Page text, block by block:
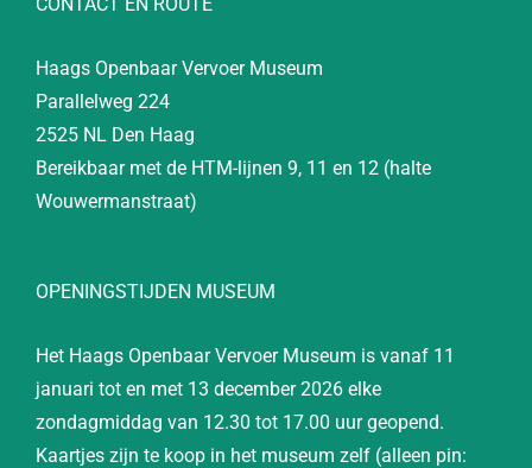
Haags Openbaar Vervoer Museum
Parallelweg 224
2525 NL Den Haag
Bereikbaar met de HTM-lijnen 9, 11 en 12 (halte
Wouwermanstraat)
OPENINGSTIJDEN MUSEUM
Het Haags Openbaar Vervoer Museum is vanaf 11
januari tot en met 13 december 2026 elke
zondagmiddag van 12.30 tot 17.00 uur geopend.
Kaartjes zijn te koop in het museum zelf (alleen pin: